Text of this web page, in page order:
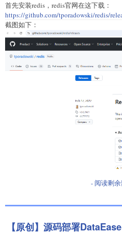
首先安装redis，redis官网在这下载：
https://github.com/tporadowski/redis/
截图如下：
- 阅读剩
【原创】源码部署